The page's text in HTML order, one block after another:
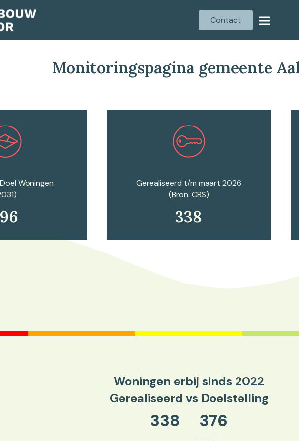
Contact
Monitoringspagina gemeente
afspraak
Woningen
Plan een afspraak
Gerealiseerd t/m maart 2026
(Bron: CBS)
338
Woningen erbij sinds 2022
Gerealiseerd vs Doelstelling
338 376